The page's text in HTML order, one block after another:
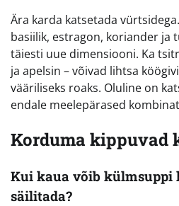
Ära karda katsetada
basiilik, estragon, koriander ja
täiesti uue dimensiooni. Ka
ja apelsin – võivad lihtsa
vääriliseks roaks. Oluline on
endale meelepärased
Korduma kippuvad
Kui kaua võib külmsuppi
säilitada?